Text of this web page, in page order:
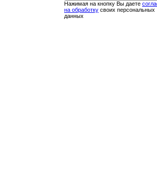
Нажимая на кнопку Вы даете
на обработку своих персональных
данных